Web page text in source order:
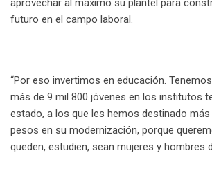
aprovechar al máximo su plantel para
futuro en el campo laboral.
“Por eso invertimos en educación.
más de 9 mil 800 jóvenes en los institutos
estado, a los que les hemos destinado
pesos en su modernización, porque
queden, estudien, sean mujeres y hombres